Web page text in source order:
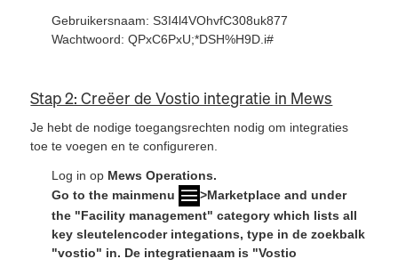
Gebruikersnaam: S3I4l4VOhvfC308uk877
Wachtwoord: QPxC6PxU;*DSH%H9D.i#
Stap 2: Creëer de Vostio integratie in Mews
Je hebt de nodige toegangsrechten nodig om integraties
toe te voegen en te configureren.
Log in op Mews Operations.
Go to the mainmenu
>Marketplace and under
the "Facility management" category which lists all
key sleutelencoder integations, type in de zoekbalk
"vostio" in. De integratienaam is "Vostio